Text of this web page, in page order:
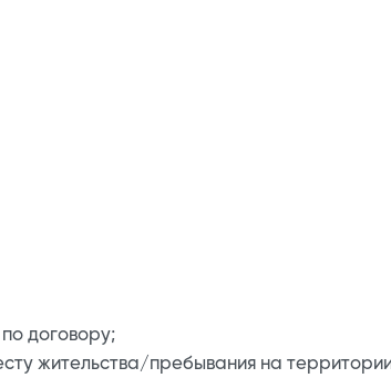
договору;
жительства/пребывания на